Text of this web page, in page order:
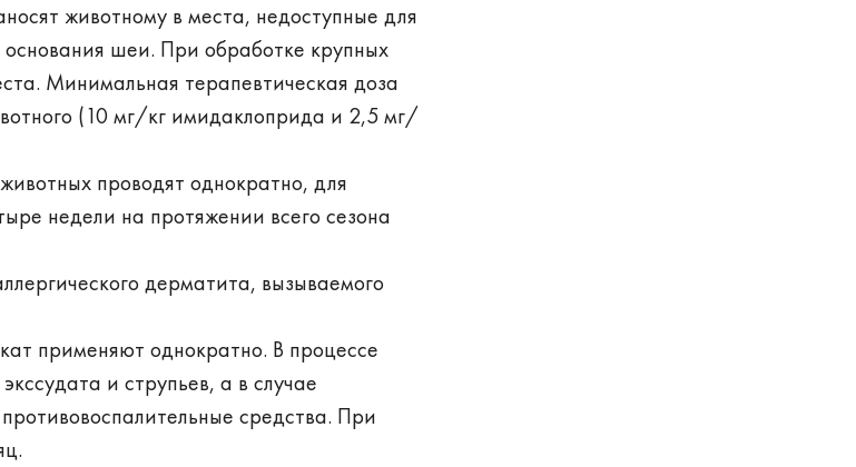
животному в места, недоступные для
шеи. При обработке крупных
Минимальная терапевтическая доза
(10 мг/кг имидаклоприда и 2,5 мг/
проводят однократно, для
недели на протяжении всего сезона
дерматита, вызываемого
применяют однократно. В процессе
и струпьев, а в случае
средства. При